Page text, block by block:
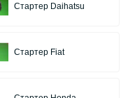
Стартер Daihatsu
Стартер Fiat